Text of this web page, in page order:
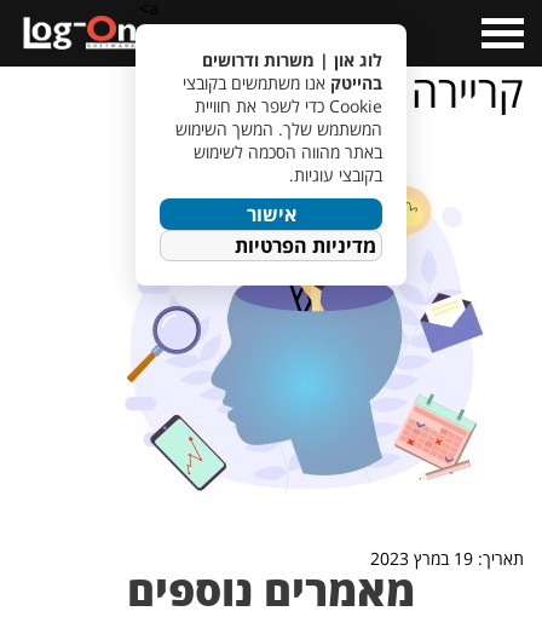
Menu
קריירה
תאריך: 19 במרץ 2023
מאמרים נוספים
לוג און | משרות ודרושים
בהייטק אנו משתמשים בקובצי
Cookie כדי לשפר את חוויית
המשתמש שלך. המשך השימוש
באתר מהווה הסכמה לשימוש
בקובצי עוגיות.
אישור
מדיניות הפרטיות